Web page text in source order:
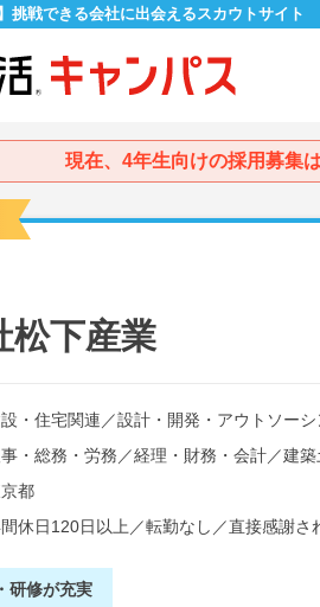
挑戦できる会社に出会えるスカウトサイト
現在、4年生向けの採用募集
松下産業
・住宅関連 ／設計・開発・アウトソーシ
事・総務・労務 ／経理・財務・会計／建築
都
休日120日以上 ／転勤なし ／直接感謝さ
研修が充実